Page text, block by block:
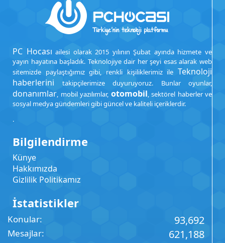
PC Hocası ailesi olarak 2015 yılının Şubat ayında hizmete ve
yayın hayatına başladık. Teknolojiye dair her şeyi esas alarak web
sitemizde paylaştığımız gibi, renkli kişiliklerimiz ile Teknoloji
haberlerini takipçilerimize duyuruyoruz. Bunlar oyunlar,
donanımlar, mobil yazılımlar, otomobil, sektörel haberler ve
sosyal medya gündemleri gibi güncel ve kaliteli içeriklerdir.
.
Bilgilendirme
Künye
Hakkımızda
Gizlilik Politikamız
İstatistikler
Konular 93,692
Mesajlar 621,188